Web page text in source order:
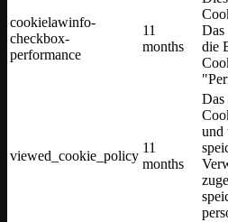
cookielawinfo-
checkbox-
performance
11
months
Das
die
viewed_cookie_policy
11
months
und